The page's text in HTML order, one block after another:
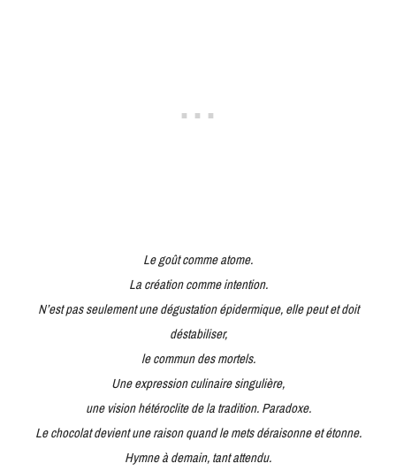
Le gout comme atome.
La création comme intention.
N’est pas seulement une dégustation épidermique, elle peut et doit
déstabiliser,
le commun des mortels.
Une expression culinaire singulière,
une vision hétéroclite de la tradition. Paradoxe.
Le chocolat devient une raison quand le mets déraisonne et étonne.
Hymne à demain, tant attendu.